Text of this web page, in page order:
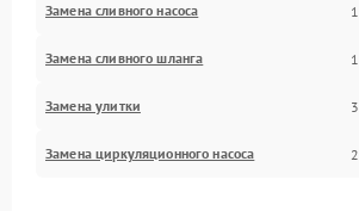
Замена сливного насоса
Замена сливного шланга
Замена улитки
Замена циркуляционного насоса